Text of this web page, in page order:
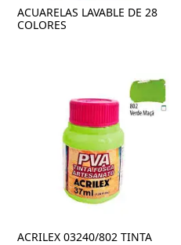
ACUARELAS LAVABLE DE 28
COLORES
ACRILEX 03240/802 TINTA